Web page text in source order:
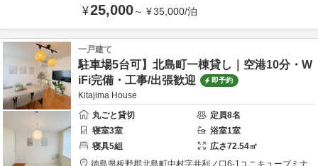
¥25,000～ ¥35,000/泊
一戸建て
駐車場5台可】北島町一棟貸し｜空港10分・W
iFi完備・工事/出張歓迎
即予約
Kitajima House
丸ごと貸切
定員8名
寝室3室 浴室1室
寝具5組 広さ72.54㎡
徳島県板野郡北島町中村字井利ノ口6-1ユニキューブミナ